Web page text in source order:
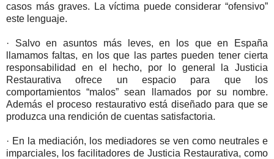
casos más graves. La víctima puede considerar “ofensivo”
este lenguaje.
· Salvo en asuntos más leves, en los que en España
llamamos faltas, en los que las partes pueden tener cierta
responsabilidad en el hecho, por lo general la Justicia
Restaurativa ofrece un espacio para que los
comportamientos “malos” sean llamados por su nombre.
Además el proceso restaurativo está diseñado para que se
produzca una rendición de cuentas satisfactoria.
· En la mediación, los mediadores se ven como neutrales e
imparciales, los facilitadores de Justicia Restaurativa, como